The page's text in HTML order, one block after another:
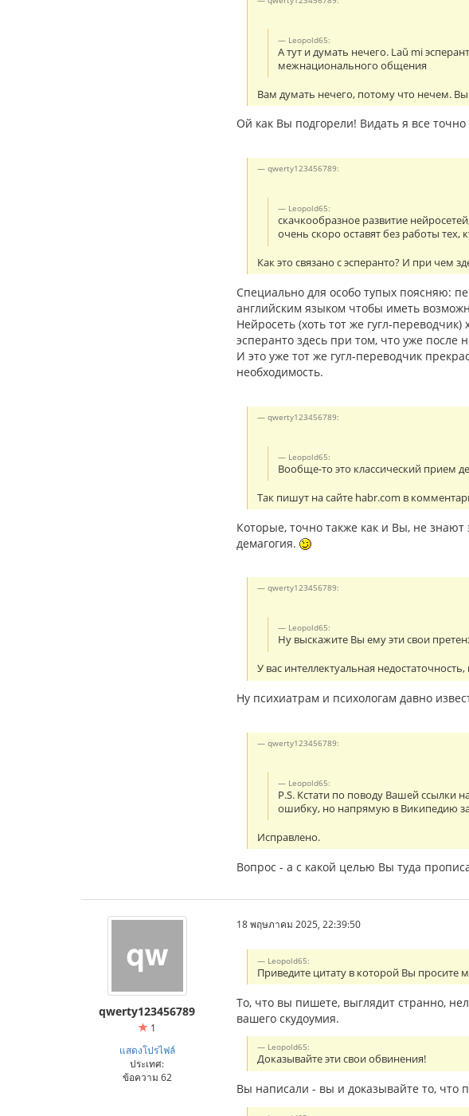
Leopold65:
А тут и думать нечего. Laŭ mi
межнационального общения
Вам думать нечего, потому что нечем.
Ой как Вы подгорели! Видать я все точно
qwerty123456789:
Leopold65:
скачкообразное развитие
очень скоро оставят без работы тех,
Как это связано с эсперанто? И при чем
Специально для особо тупых поясняю:
английским языком чтобы иметь
Нейросеть (хоть тот же гугл-
эсперанто здесь при том, что уже
И это уже тот же гугл-переводчик
необходимость.
qwerty123456789:
Leopold65:
Вообще-то это классический прием
Так пишут на сайте habr.com в
Которые, точно также как и Вы, не
демагогия.
qwerty123456789:
Leopold65:
Ну выскажите Вы ему эти свои
У вас интеллектуальная
Ну психиатрам и психологам давно
qwerty123456789:
Leopold65:
P.S. Кстати по поводу Вашей ссылки
ошибку, но напрямую в Википедию
Исправлено.
Вопрос - а с какой целью Вы туда
qwerty123456789
1
แสดงโปรไฟล์
ประเทศ:
ข้อความ 62
18 พฤษภาคม 2025, 22:39:50
Leopold65:
Приведите цитату в которой Вы просите
То, что вы пишете, выглядит странно,
вашего скудоумия.
Leopold65:
Доказывайте эти свои обвинения!
Вы написали - вы и доказывайте то, что